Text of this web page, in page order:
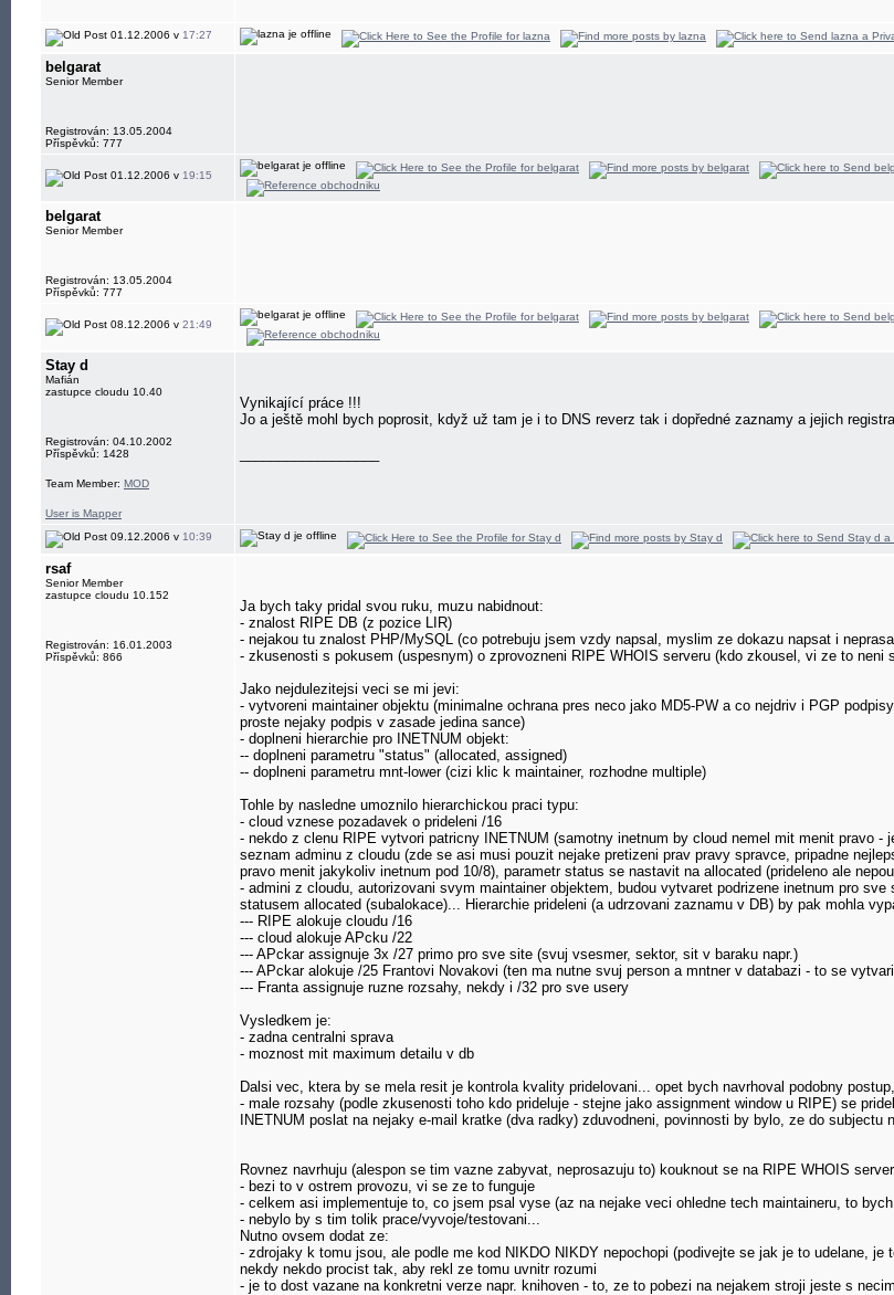
01.12.2006 v 17:27
belgarat
Senior Member
Registrován: 13.05.2004
Příspěvků: 777
01.12.2006 v 19:15
belgarat
Senior Member
Registrován: 13.05.2004
Příspěvků: 777
08.12.2006 v 21:49
Stay d
Mafián
zastupce cloudu 10.40
Registrován: 04.10.2002
Příspěvků: 1428
Team Member: MOD
User is Mapper
Vynikající práce !!!
Jo a ještě mohl bych poprosit, když už tam je i to DNS reverz tak i dopředné zaznamy a jejich
09.12.2006 v 10:39
rsaf
Senior Member
zastupce cloudu 10.152
Registrován: 16.01.2003
Příspěvků: 866
Ja bych taky pridal svou ruku, muzu nabidnout:
- znalost RIPE DB (z pozice LIR)
- nejakou tu znalost PHP/MySQL (co potrebuju jsem vzdy napsal, myslim ze dokazu napsat i
- zkusenosti s pokusem (uspesnym) o zprovozneni RIPE WHOIS serveru (kdo zkousel, vi ze to neni
Jako nejdulezitejsi veci se mi jevi:
- vytvoreni maintainer objektu (minimalne ochrana pres neco jako MD5-PW a co nejdriv i PGP
proste nejaky podpis v zasade jedina sance)
- doplneni hierarchie pro INETNUM objekt:
-- doplneni parametru "status" (allocated, assigned)
-- doplneni parametru mnt-lower (cizi klic k maintainer, rozhodne multiple)
Tohle by nasledne umoznilo hierarchickou praci typu:
- cloud vznese pozadavek o prideleni /16
- nekdo z clenu RIPE vytvori patricny INETNUM (samotny inetnum by cloud nemel mit menit pravo
seznam adminu z cloudu (zde se asi musi pouzit nejake pretizeni prav pravy spravce, pripadne
pravo menit jakykoliv inetnum pod 10/8), parametr status se nastavit na allocated (prideleno ale
- admini z cloudu, autorizovani svym maintainer objektem, budou vytvaret podrizene inetnum pro
statusem allocated (subalokace)... Hierarchie prideleni (a udrzovani zaznamu v DB) by pak mohla
--- RIPE alokuje cloudu /16
--- cloud alokuje APcku /22
--- APckar assignuje 3x /27 primo pro sve site (svuj vsesmer, sektor, sit v baraku napr.)
--- APckar alokuje /25 Frantovi Novakovi (ten ma nutne svuj person a mntner v databazi - to se
--- Franta assignuje ruzne rozsahy, nekdy i /32 pro sve usery
Vysledkem je:
- zadna centralni sprava
- moznost mit maximum detailu v db
Dalsi vec, ktera by se mela resit je kontrola kvality pridelovani... opet bych navrhoval podobny
- male rozsahy (podle zkusenosti toho kdo prideluje - stejne jako assignment window u RIPE) se
INETNUM poslat na nejaky e-mail kratke (dva radky) zduvodneni, povinnosti by bylo, ze do subjectu
Rovnez navrhuju (alespon se tim vazne zabyvat, neprosazuju to) kouknout se na RIPE WHOIS
- bezi to v ostrem provozu, vi se ze to funguje
- celkem asi implementuje to, co jsem psal vyse (az na nejake veci ohledne tech maintaineru, to
- nebylo by s tim tolik prace/vyvoje/testovani...
Nutno ovsem dodat ze:
- zdrojaky k tomu jsou, ale podle me kod NIKDO NIKDY nepochopi (podivejte se jak je to udelane,
nekdy nekdo procist tak, aby rekl ze tomu uvnitr rozumi
- je to dost vazane na konkretni verze napr. knihoven - to, ze to pobezi na nejakem stroji jeste s